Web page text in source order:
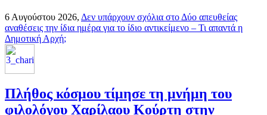
6 Αυγούστου 2026, Δεν υπάρχουν σχόλια στο Δύο απευθείας
αναθέσεις την ίδια ημέρα για το ίδιο αντικείμενο – Τι απαντά η
Δημοτική Αρχή;
Πλήθος κόσμου τίμησε τη μνήμη του
φιλολόγου Χαρίλαου Κούρτη στην